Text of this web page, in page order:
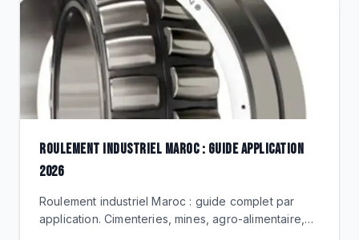
ROULEMENT INDUSTRIEL MAROC : GUIDE APPLICATION
2026
Roulement industriel Maroc : guide complet par
application. Cimenteries, mines, agro-alimentaire,